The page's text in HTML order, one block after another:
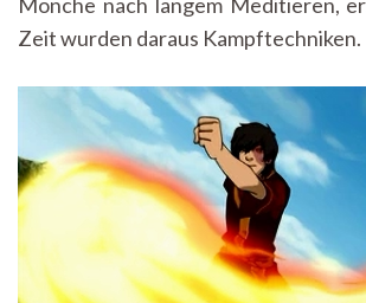
Zeit wurden daraus Kampftechniken.